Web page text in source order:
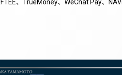
、TrueMoney、WeChat Pay、